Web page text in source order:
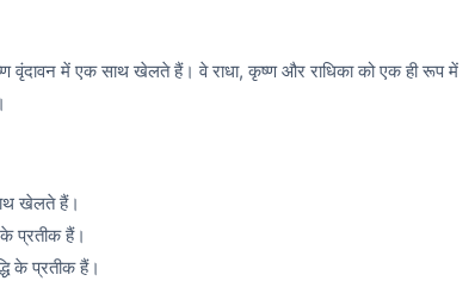
वृंदावन में एक साथ खेलते हैं। वे राधा, कृष्ण और राधिका को एक ही रूप में
खेलते हैं।
प्रतीक हैं।
के प्रतीक हैं।